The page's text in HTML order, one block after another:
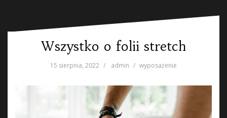
Wszystko o folii stretch
15 sierpnia, 2022 admin wyposażenie